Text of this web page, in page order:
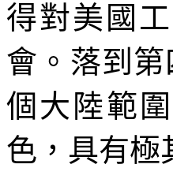
得對美國
會。落到
個大陸範
色，具有極